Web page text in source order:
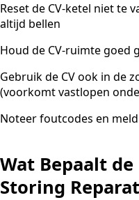
Reset de CV-ketel niet te
altijd bellen
Houd de CV-ruimte goed
Gebruik de CV ook in de
(voorkomt vastlopen
Noteer foutcodes en
Wat Bepaalt de
Storing